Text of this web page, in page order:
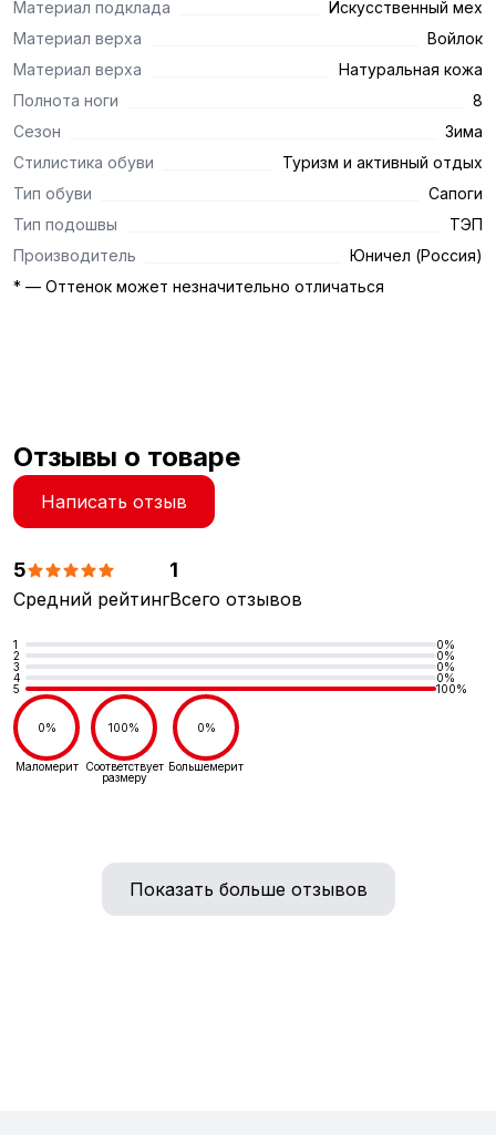
Материал подклада
Искусственный мех
Материал верха
Войлок
Материал верха
Натуральная кожа
Полнота ноги
8
Сезон
Зима
Стилистика обуви
Туризм и активный отдых
Тип обуви
Сапоги
Тип подошвы
ТЭП
Производитель
Юничел (Россия)
* — Оттенок может незначительно отличаться
Отзывы о товаре
Написать отзыв
5
Средний рейтинг
1
Всего отзывов
1
0%
2
0%
3
0%
4
0%
5
100%
0%
Маломерит
100%
Соответствует
размеру
0%
Большемерит
Показать больше отзывов